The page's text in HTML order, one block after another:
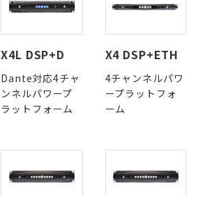
X4L DSP+D
Dante対応4チャ
ンネルパワープ
ラットフォーム
X4 DSP+ETH
4チャンネルパワ
ープラットフォ
ーム